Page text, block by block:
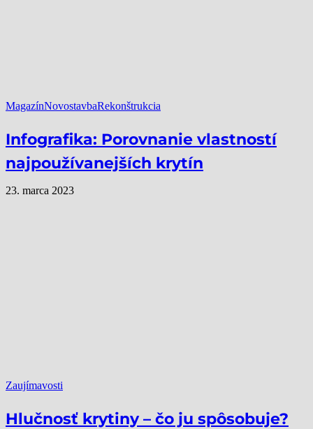
MagazínNovostavbaRekonštrukcia
Infografika: Porovnanie vlastností
najpoužívanejších krytín
23. marca 2023
Zaujímavosti
Hlučnosť krytiny – čo ju spôsobuje?